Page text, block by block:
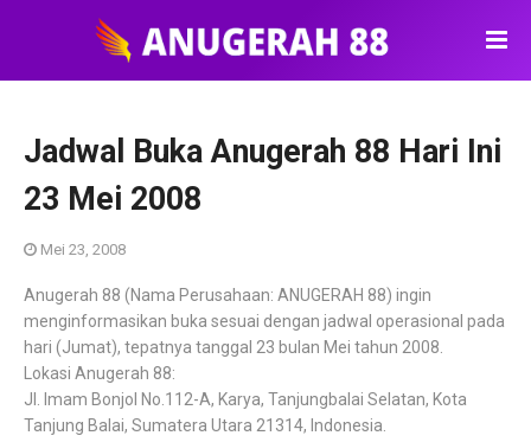
Jadwal Buka Anugerah 88 Hari Ini
23 Mei 2008
Mei 23, 2008
Anugerah 88 (Nama Perusahaan: ANUGERAH 88) ingin
menginformasikan buka sesuai dengan jadwal operasional pada
hari (Jumat), tepatnya tanggal 23 bulan Mei tahun 2008.
Lokasi Anugerah 88:
Jl. Imam Bonjol No.112-A, Karya, Tanjungbalai Selatan, Kota
Tanjung Balai, Sumatera Utara 21314, Indonesia.